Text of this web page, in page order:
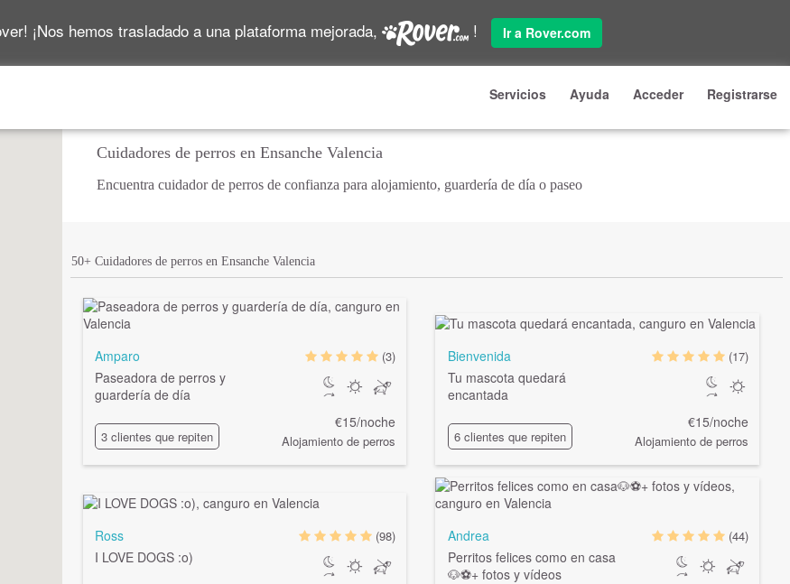
¡Nos hemos trasladado a una plataforma mejorada, ! Ir a Rover.com
Servicios Ayuda Acceder Registrarse
Cuidadores de perros en Ensanche Valencia
Encuentra cuidador de perros de confianza para alojamiento, guardería de día o paseo
50+ Cuidadores de perros en Ensanche Valencia
Amparo
Paseadora de perros y
guardería de día
3 clientes que repiten
(3)
€15/noche
Alojamiento de perros
Bienvenida
Tu mascota quedará
encantada
6 clientes que repiten
(17)
€15/noche
Alojamiento de perros
Ross
I LOVE DOGS :o)
(98)
Andrea
Perritos felices como en casa
🐶⚽+ fotos y vídeos
(44)